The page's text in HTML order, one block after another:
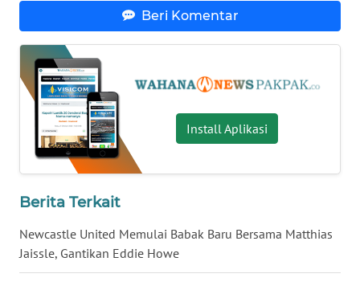
Beri Komentar
Install Aplikasi
Berita Terkait
Newcastle United Memulai Babak Baru Bersama Matthias
Jaissle, Gantikan Eddie Howe
NUSANTARA
WN
JOGJA
WN
JATIM
BALI
WN